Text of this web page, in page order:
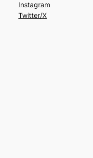
Instagram
Twitter/X